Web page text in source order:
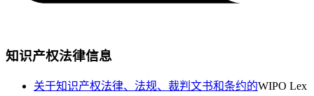
知识产权法律信息
关于知识产权法律、法规、裁判文书和条约的WIPO Lex